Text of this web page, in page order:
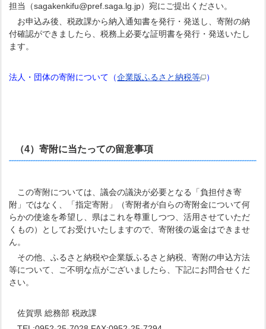
担当（sagakenkifu@pref.saga.lg.jp）宛にご提出ください。
お申込み後、税政課から納入通知書を発行・発送し、寄附の納
付確認ができましたら、税務上必要な証明書を発行・発送いたし
ます。
法人・団体の寄附について（企業版ふるさと納税等 ）
（4）寄附に当たっての留意事項
この寄附については、議会の議決が必要となる「負担付き寄
附」ではなく、「指定寄附」（寄附者が自らの寄附金について何
らかの使途を希望し、県はこれを尊重しつつ、活用させていただ
くもの）としてお受けいたしますので、寄附後の返金はできませ
ん。
その他、ふるさと納税や企業版ふるさと納税、寄附の申込方法
等について、ご不明な点がございましたら、下記にお問合せくだ
さい。
佐賀県 総務部 税政課